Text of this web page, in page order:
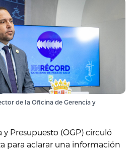
de la Oficina de Gerencia y
y Presupuesto (OGP) circuló
para aclarar una información